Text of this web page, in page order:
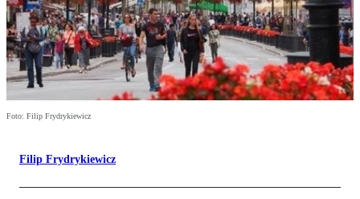
Foto: Filip Frydrykiewicz
Filip Frydrykiewicz